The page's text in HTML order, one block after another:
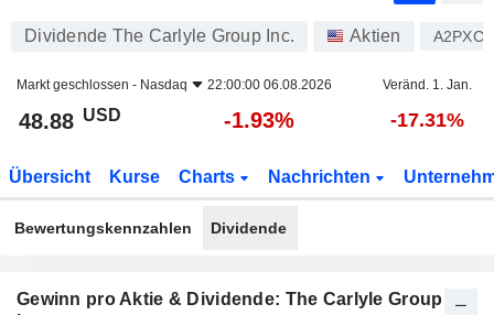
Dividende The Carlyle Group Inc. Aktien A2PXCR
Markt geschlossen - Nasdaq 22:00:00 06.08.2026 Veränd. 1. Jan.
48.88 USD -1.93% -17.31%
Übersicht Kurse Charts Nachrichten
Bewertungskennzahlen Dividende
Gewinn pro Aktie & Dividende: The Carlyle Group